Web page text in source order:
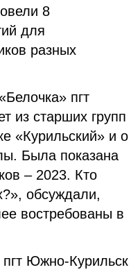
8
для
разных
пгт
из старших групп
«Курильский» и о
Была показана
– 2023. Кто
обсуждали,
востребованы в
Южно-Курильск